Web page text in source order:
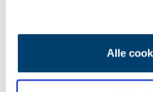
Alle